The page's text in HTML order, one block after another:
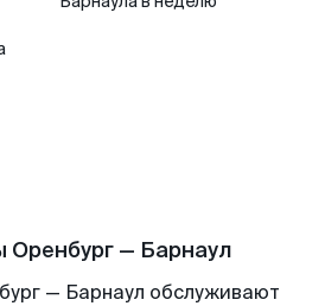
Оренбург — Барнаул
— Барнаул обслуживают